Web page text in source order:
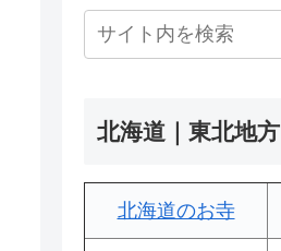
北海道｜東北地方
北海道のお寺